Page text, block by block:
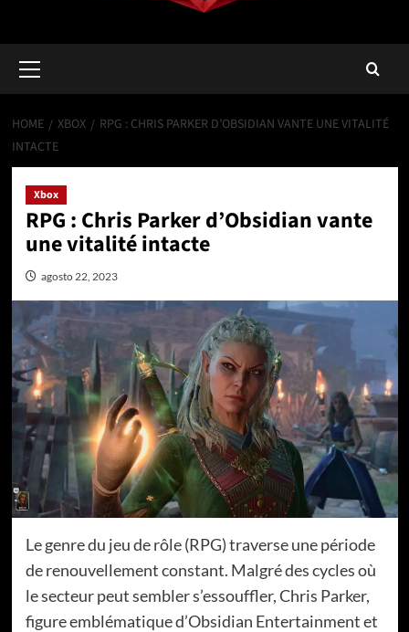
Menu
HOME XBOX
RPG : CHRIS PARKER D’OBSIDIAN VANTE UNE VITALITÉ
INTACTE
Xbox
RPG : Chris Parker d’Obsidian vante
une vitalité intacte
agosto 22, 2023
Le genre du jeu de rôle (RPG) traverse une période
de renouvellement constant. Malgré des cycles où
le secteur peut sembler s’essouffler, Chris Parker,
figure emblématique d’Obsidian Entertainment et